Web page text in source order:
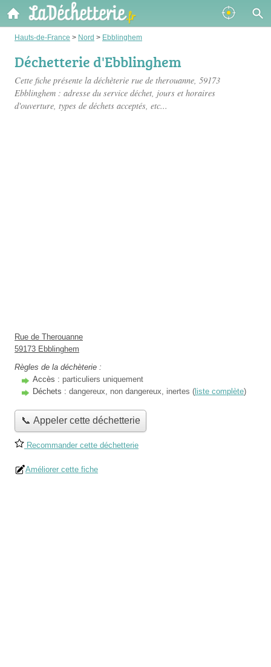
Hauts-de-France > Nord > Ebblinghem
Déchetterie d'Ebblinghem
Cette fiche présente la déchèterie rue de therouanne, 59173
Ebblinghem : adresse du service déchet, jours et horaires
d'ouverture, types de déchets acceptés, etc...
Rue de Therouanne
59173 Ebblinghem
Règles de la déchèterie :
Accès : particuliers uniquement
Déchets : dangereux, non dangereux, inertes ( liste complète)
📞 Appeler cette déchetterie
Recommander cette déchetterie
Améliorer cette fiche